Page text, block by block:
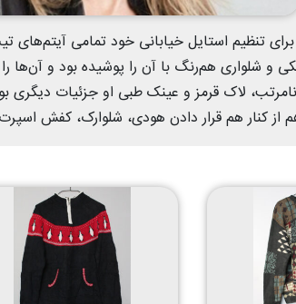
تنظیم استایل خیابانی خود تمامی آیتم‌های
و شلواری هم‌رنگ با آن را پوشیده بود و
لاک قرمز و عینک طبی او جزئیات دیگری
از کنار هم قرار دادن هودی، شلوارک، کفش